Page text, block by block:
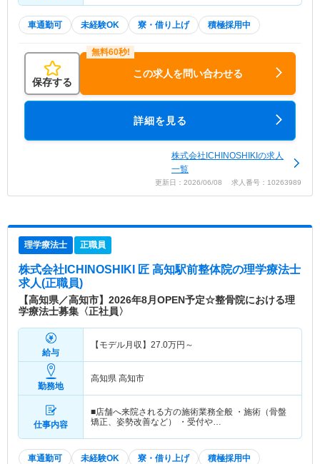
車通勤可 未経験OK 寮・借り上げ 積極採用中
保存する
この求人を問い合わせる
詳細を見る
株式会社ICHINOSHIKIの求人
一覧
更新日：2026/06/08 求人番号：10263989
理学療法士 正職員
株式会社ICHINOSHIKI 匠 高知駅前整体院の理学療法士
求人(正職員)
【高知県／高知市】2026年8月OPEN予定☆整骨院における理
学療法士募集〈正社員〉
給与
【モデル月収】 27.0万円～
勤務地
高知県 高知市
仕事内容
■店舗へ来院される方の施術業務全般 ・施術（骨盤
矯正、姿勢改善など） ・受付や…
車通勤可 未経験OK 寮・借り上げ 積極採用中